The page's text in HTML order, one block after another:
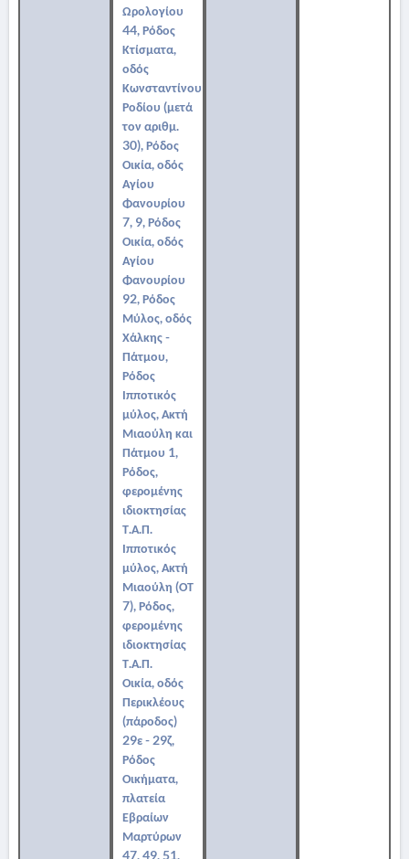
Ωρολογίου
44, Ρόδος
Κτίσματα,
οδός
Κωνσταντίνου
Ροδίου (μετά
τον αριθμ.
30), Ρόδος
Οικία, οδός
Αγίου
Φανουρίου
7, 9, Ρόδος
Οικία, οδός
Αγίου
Φανουρίου
92, Ρόδος
Μύλος, οδός
Χάλκης -
Πάτμου,
Ρόδος
Ιπποτικός
μύλος, Ακτή
Μιαούλη και
Πάτμου 1,
Ρόδος,
φερομένης
ιδιοκτησίας
Τ.Α.Π.
Ιπποτικός
μύλος, Ακτή
Μιαούλη (ΟΤ
7), Ρόδος,
φερομένης
ιδιοκτησίας
Τ.Α.Π.
Οικία, οδός
Περικλέους
(πάροδος)
29ε - 29ζ,
Ρόδος
Οικήματα,
πλατεία
Εβραίων
Μαρτύρων
47, 49, 51,